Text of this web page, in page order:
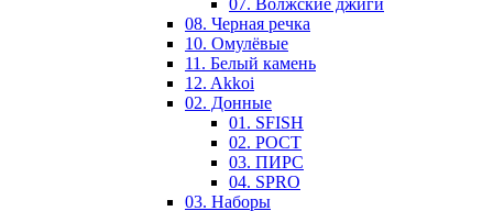
08. Черная речка
10. Омулёвые
11. Белый камень
12. Akkoi
02. Донные
01. SFISH
02. РОСТ
03. ПИРС
04. SPRO
03. Наборы